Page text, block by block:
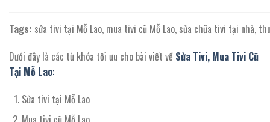
Tags: sửa tivi tại Mỗ Lao, mua tivi cũ Mỗ Lao, sửa chữa tivi tại nhà,
Dưới đây là các từ khóa tối ưu cho bài viết về Sửa Tivi, Mua Tivi Cũ
Tại Mỗ Lao:
Sửa tivi tại Mỗ Lao